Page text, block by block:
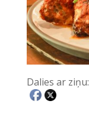
Dalies ar ziņu: